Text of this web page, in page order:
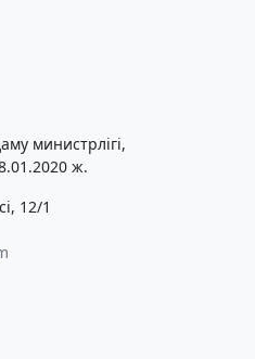
министрлігі,
ж.
12/1